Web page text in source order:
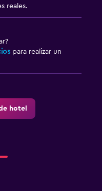
reales.
para realizar un
hotel